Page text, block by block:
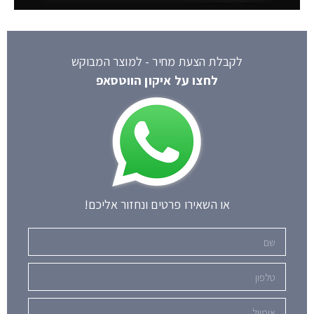
לקבלת הצעת מחיר - למוצר המבוקש
לחצו על איקון הווטסאפ
או השאירו פרטים ונחזור אליכם!
שם
טלפון